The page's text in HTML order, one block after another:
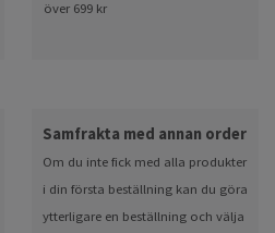
över 699 kr
Samfrakta med annan order
Om du inte fick med alla produkter
i din första beställning kan du göra
ytterligare en beställning och välja